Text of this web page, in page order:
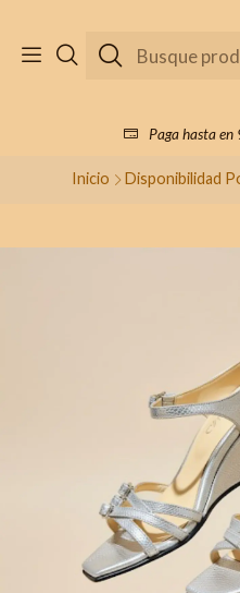
Paga hasta en
Inicio Disponibilidad